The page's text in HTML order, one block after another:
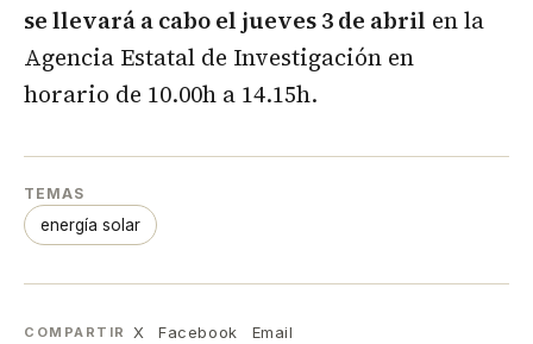
se llevará a cabo el jueves 3 de abril en la
Agencia Estatal de Investigación en
horario de 10.00h a 14.15h.
TEMAS
energía solar
COMPARTIR X Facebook Email